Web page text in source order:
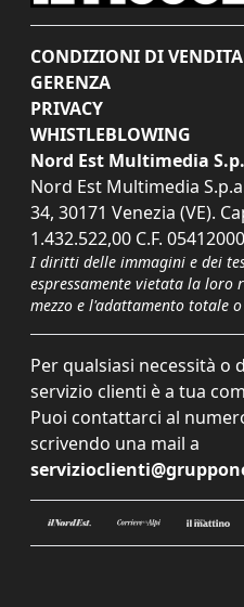
CONDIZIONI DI VENDITA
GERENZA
PRIVACY
WHISTLEBLOWING
Nord Est Multimedia
Nord Est Multimedia
34, 30171 Venezia (VE).
1.432.522,00 C.F.
I diritti delle immagini e dei
espressamente vietata la loro
mezzo e l'adattamento totale
Per qualsiasi necessità o
servizio clienti è a tua
Puoi contattarci al
scrivendo una mail a